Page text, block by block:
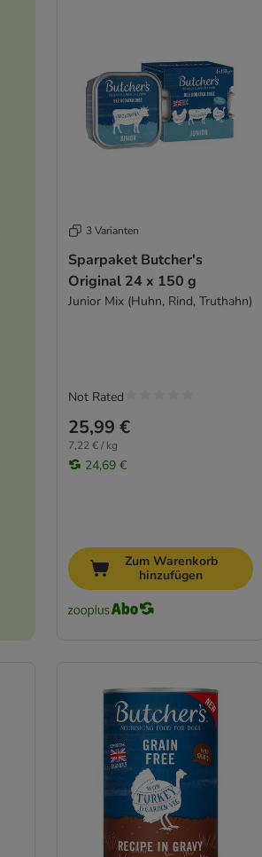
3 Varianten
Sparpaket Butcher's
Original 24 x 150 g
Junior Mix (Huhn, Rind, Truthahn)
25,99 €
7,22 € / kg
24,69 €
Not Rated
Zum Warenkorb
hinzufügen